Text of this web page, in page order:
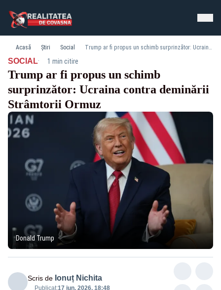
Acasă Știri Social Trump ar fi propus un schimb surprinzător: Ucraina contra deminării Strâmtorii Ormuz
SOCIAL· 1 min citire
Trump ar fi propus un schimb
surprinzător: Ucraina contra deminării
Strâmtorii Ormuz
Donald Trump
Scris de Ionuț Nichita
Publicat:17 iun. 2026, 18:48